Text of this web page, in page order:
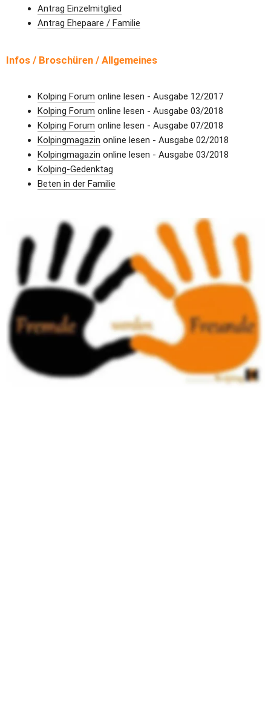
Antrag Einzelmitglied
Antrag Ehepaare / Familie
Infos / Broschüren / Allgemeines
Kolping Forum online lesen - Ausgabe 12/2017
Kolping Forum online lesen - Ausgabe 03/2018
Kolping Forum online lesen - Ausgabe 07/2018
Kolpingmagazin online lesen - Ausgabe 02/2018
Kolpingmagazin online lesen - Ausgabe 03/2018
Kolping-Gedenktag
Beten in der Familie